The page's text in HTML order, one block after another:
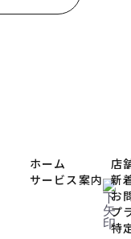
ホーム
サービス案内
店
新
お
プ
特